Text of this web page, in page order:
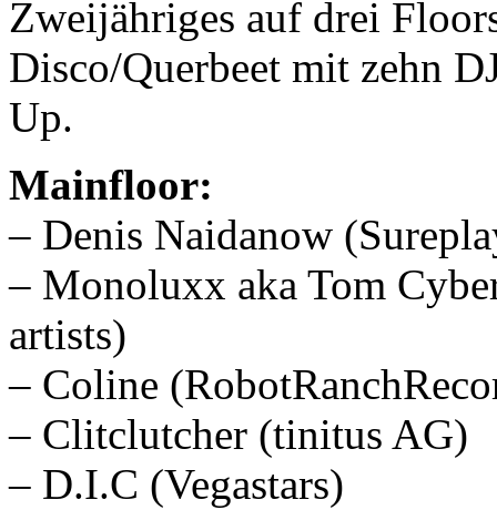
Zweijähriges auf drei
Disco/Querbeet mit zehn
Up.
Mainfloor:
– Denis Naidanow
– Monoluxx aka Tom
artists)
– Coline
– Clitclutcher (tinitus AG)
– D.I.C (Vegastars)